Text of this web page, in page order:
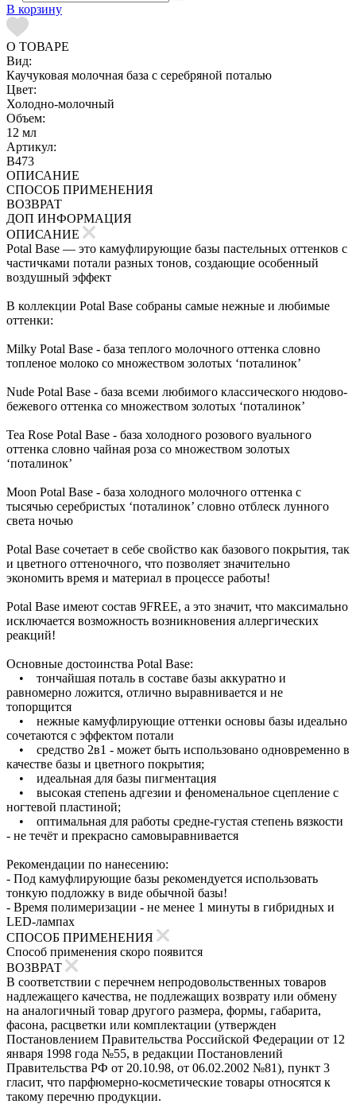
В корзину
О ТОВАРЕ
Вид:
Каучуковая молочная база с серебряной поталью
Цвет:
Холодно-молочный
Объем:
12 мл
Артикул:
B473
ОПИСАНИЕ
СПОСОБ ПРИМЕНЕНИЯ
ВОЗВРАТ
ДОП ИНФОРМАЦИЯ
ОПИСАНИЕ
Potal Base — это камуфлирующие базы пастельных оттенков с
частичками потали разных тонов, создающие особенный
воздушный эффект
В коллекции Potal Base собраны самые нежные и любимые
оттенки:
Milky Potal Base - база теплого молочного оттенка словно
топленое молоко со множеством золотых ‘поталинок’
Nude Potal Base - база всеми любимого классического нюдово-
бежевого оттенка со множеством золотых ‘поталинок’
Tea Rose Potal Base - база холодного розового вуального
оттенка словно чайная роза со множеством золотых
‘поталинок’
Moon Potal Base - база холодного молочного оттенка с
тысячью серебристых ‘поталинок’ словно отблеск лунного
света ночью
Potal Base сочетает в себе свойство как базового покрытия, так
и цветного оттеночного, что позволяет значительно
экономить время и материал в процессе работы!
Potal Base имеют состав 9FREE, а это значит, что максимально
исключается возможность возникновения аллергических
реакций!
Основные достоинства Potal Base:
• тончайшая поталь в составе базы аккуратно и
равномерно ложится, отлично выравнивается и не
топорщится
• нежные камуфлирующие оттенки основы базы идеально
сочетаются с эффектом потали
• средство 2в1 - может быть использовано одновременно в
качестве базы и цветного покрытия;
• идеальная для базы пигментация
• высокая степень адгезии и феноменальное сцепление с
ногтевой пластиной;
• оптимальная для работы средне-густая степень вязкости
- не течёт и прекрасно самовыравнивается
Рекомендации по нанесению:
- Под камуфлирующие базы рекомендуется использовать
тонкую подложку в виде обычной базы!
- Время полимеризации - не менее 1 минуты в гибридных и
LED-лампах
СПОСОБ ПРИМЕНЕНИЯ
Способ применения скоро появится
ВОЗВРАТ
В соответствии с перечнем непродовольственных товаров
надлежащего качества, не подлежащих возврату или обмену
на аналогичный товар другого размера, формы, габарита,
фасона, расцветки или комплектации (утвержден
Постановлением Правительства Российской Федерации от 12
января 1998 года №55, в редакции Постановлений
Правительства РФ от 20.10.98, от 06.02.2002 №81), пункт 3
гласит, что парфюмерно-косметические товары относятся к
такому перечню продукции.